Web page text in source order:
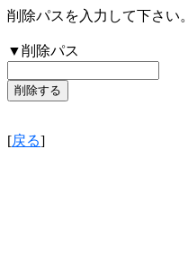
削除パスを入力して下さい。
▼削除パス
[戻る]